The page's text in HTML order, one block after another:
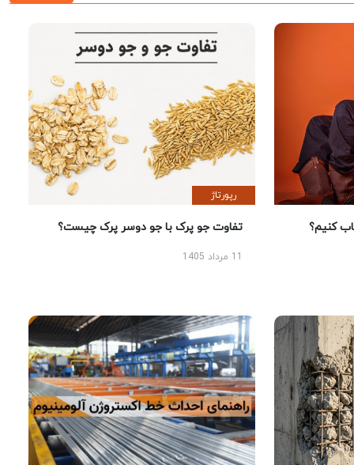
کنیم؟
رپورتاژ
تفاوت جو پرک با جو دوسر پرک چیست؟